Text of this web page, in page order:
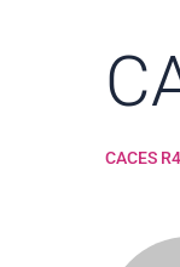
CACES